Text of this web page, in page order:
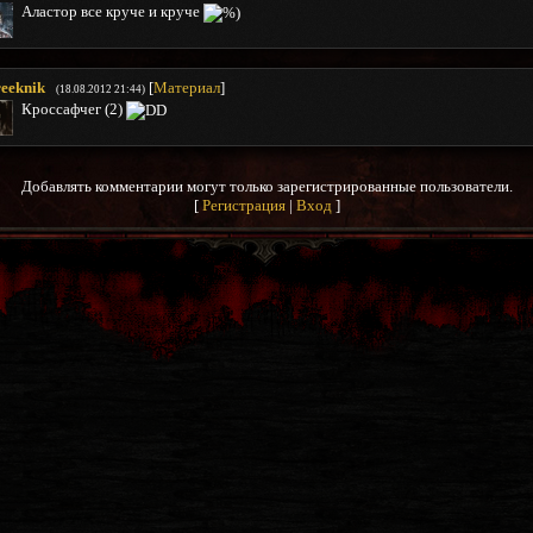
Аластор все круче и круче
(18.08.2012 21:44) [Материал]
Кроссафчег (2)
Добавлять комментарии могут только зарегистрированные пользователи.
[ Регистрация | Вход ]